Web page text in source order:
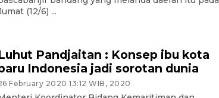
(12/6) ...
Pandjaitan : Konsep ibu kota
Indonesia jadi sorotan dunia
February 2020 13:12 WIB, 2020
FOTO - Kirab memperingati
HUT ke-80 Raja Keraton
Yogyakarta